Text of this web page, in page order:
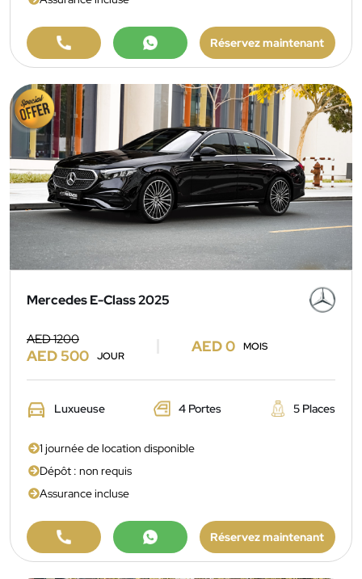
Réservez maintenant
Mercedes E-Class 2025
AED 1200
AED 500 JOUR
AED 0 MOIS
Luxueuse 4 Portes 5 Places
1 journée de location disponible
Dépôt : non requis
Assurance incluse
Réservez maintenant